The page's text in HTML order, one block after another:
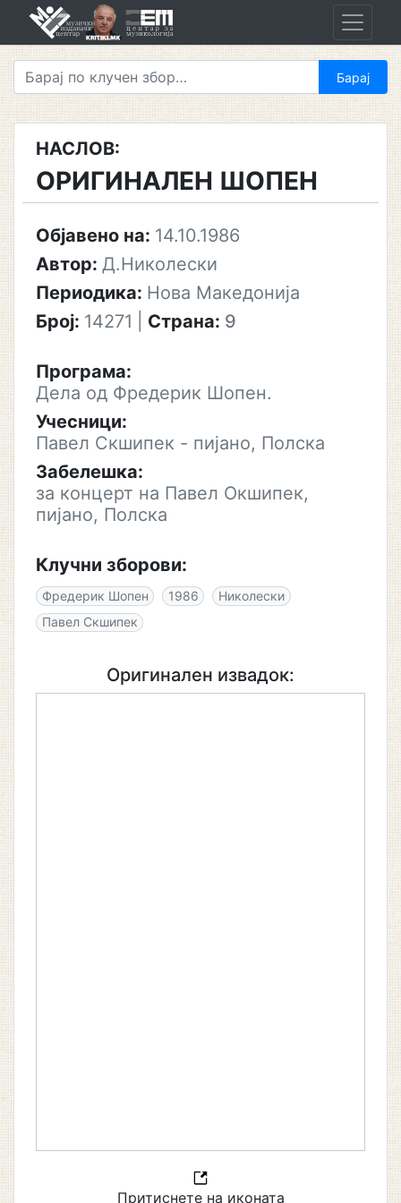
НАСЛОВ:
ОРИГИНАЛЕН ШОПЕН
Објавено на: 14.10.1986
Автор: Д.Николески
Периодика: Нова Македонија
Број: 14271 Страна: 9
Програма:
Дела од Фредерик Шопен.
Учесници:
Павел Скшипек - пијано, Полска
Забелешка:
за концерт на Павел Окшипек,
пијано, Полска
Клучни зборови:
Фредерик Шопен 1986
Николески
Павел Скшипек
Оригинален извадок:
Притиснете на иконата